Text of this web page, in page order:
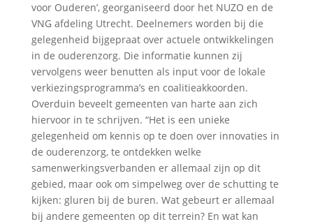
voor Ouderen’, georganiseerd door het NUZO en de
VNG afdeling Utrecht. Deelnemers worden bij die
gelegenheid bijgepraat over actuele ontwikkelingen
in de ouderenzorg. Die informatie kunnen zij
vervolgens weer benutten als input voor de lokale
verkiezingsprogramma’s en coalitieakkoorden.
Overduin beveelt gemeenten van harte aan zich
hiervoor in te schrijven. “Het is een unieke
gelegenheid om kennis op te doen over innovaties in
de ouderenzorg, te ontdekken welke
samenwerkingsverbanden er allemaal zijn op dit
gebied, maar ook om simpelweg over de schutting te
kijken: gluren bij de buren. Wat gebeurt er allemaal
bij andere gemeenten op dit terrein? En wat kan